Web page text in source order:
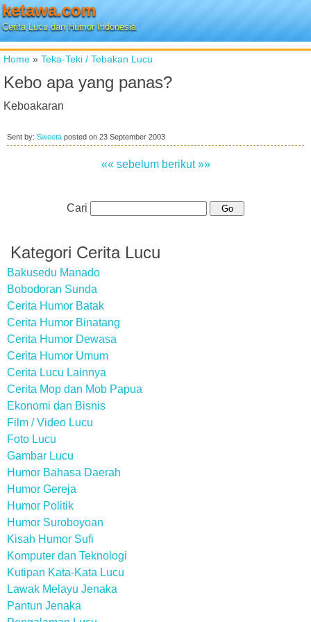
ketawa.com
Cerita Lucu dan Humor Indonesia
Home » Teka-Teki / Tebakan Lucu
Kebo apa yang panas?
Keboakaran
Sent by: Sweeta posted on 23 September 2003
«« sebelum berikut »»
Cari
Kategori Cerita Lucu
Bakusedu Manado
Bobodoran Sunda
Cerita Humor Batak
Cerita Humor Binatang
Cerita Humor Dewasa
Cerita Humor Umum
Cerita Lucu Lainnya
Cerita Mop dan Mob Papua
Ekonomi dan Bisnis
Film / Video Lucu
Foto Lucu
Gambar Lucu
Humor Bahasa Daerah
Humor Gereja
Humor Politik
Humor Suroboyoan
Kisah Humor Sufi
Komputer dan Teknologi
Kutipan Kata-Kata Lucu
Lawak Melayu Jenaka
Pantun Jenaka